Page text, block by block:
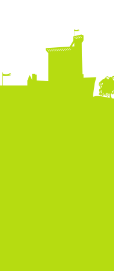
Les